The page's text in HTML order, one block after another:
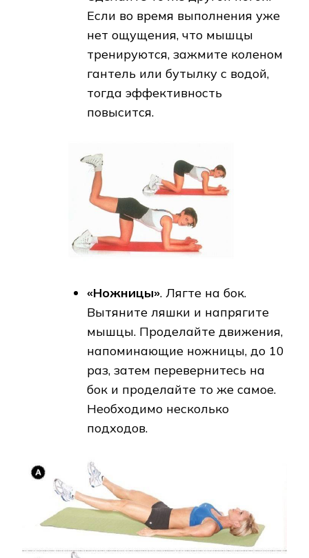
Если во время выполнения уже
нет ощущения, что мышцы
тренируются, зажмите коленом
гантель или бутылку с водой,
тогда эффективность
повысится.
«Ножницы». Лягте на бок.
Вытяните ляшки и напрягите
мышцы. Проделайте движения,
напоминающие ножницы, до 10
раз, затем перевернитесь на
бок и проделайте то же самое.
Необходимо несколько
подходов.